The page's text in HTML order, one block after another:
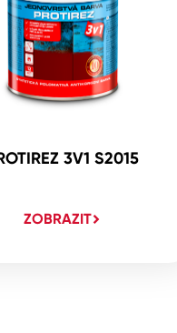
3V1 S2015
ZOBRAZIT